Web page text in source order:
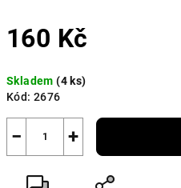
160 Kč
cena:
Skladem(4 ks)
Kód: 2676
+
−